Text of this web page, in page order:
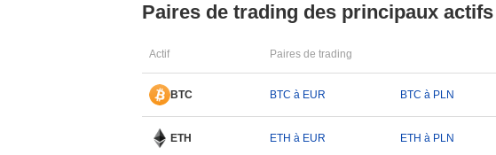
Paires de trading des principaux actifs
Actif Paires de trading
BTC BTC à EUR BTC à PLN
ETH ETH à EUR ETH à PLN